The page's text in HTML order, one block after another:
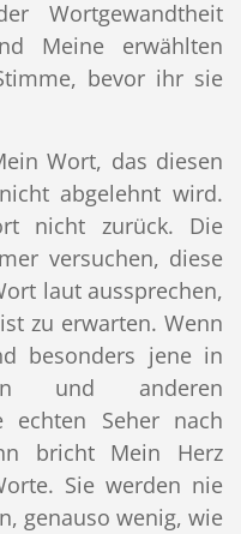
Wortgewandtheit
Meine erwählten
bevor ihr sie
Wort, das diesen
abgelehnt wird.
nicht zurück. Die
versuchen, diese
laut aussprechen,
zu erwarten. Wenn
besonders jene in
und anderen
echten Seher nach
bricht Mein Herz
Sie werden nie
genauso wenig, wie